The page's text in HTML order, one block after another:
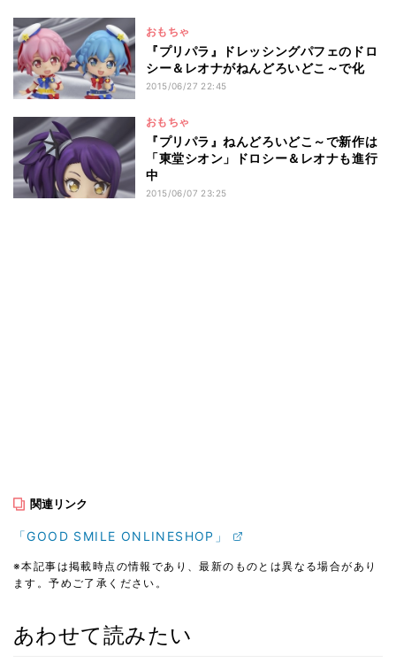
おもちゃ
『プリパラ』ドレッシングパフェのドロ
シー＆レオナがねんどろいどこ～で化
2015/06/27 22:45
おもちゃ
『プリパラ』ねんどろいどこ～で新作は
「東堂シオン」ドロシー＆レオナも進行
中
2015/06/07 23:25
関連リンク
「GOOD SMILE ONLINESHOP」
※本記事は掲載時点の情報であり、最新のものとは異なる場合があり
ます。予めご了承ください。
あわせて読みたい